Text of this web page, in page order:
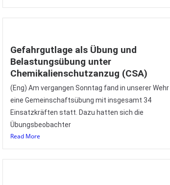
Gefahrgutlage als Übung und
Belastungsübung unter
Chemikalienschutzanzug (CSA)
(Eng) Am vergangen Sonntag fand in unserer Wehr
eine Gemeinschaftsübung mit insgesamt 34
Einsatzkräften statt. Dazu hatten sich die
Übungsbeobachter
Read More